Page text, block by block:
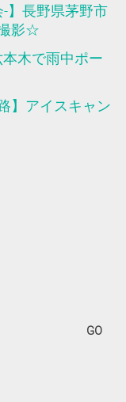
-】長野県茅野市
影☆
本木で雨中ポー
】アイスキャン